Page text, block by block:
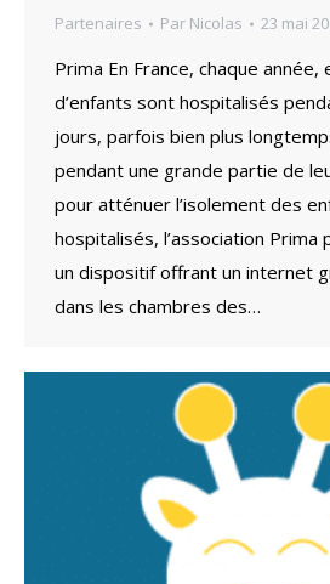
Partenaires Par Nicolas 23 mai
Prima En France, chaque année,
d’enfants sont hospitalisés
jours, parfois bien plus
pendant une grande partie de
pour atténuer l’isolement des
hospitalisés, l’association Prima
un dispositif offrant un internet
dans les chambres des…